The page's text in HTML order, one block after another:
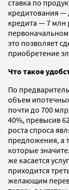
ставка по
кредитования —
кредита — 7
это позволяет
приобретение
Что такое
По
объем
почти до 700
40%, превысив
роста спроса
предложения, а
которые
же касается
приходится
желающим